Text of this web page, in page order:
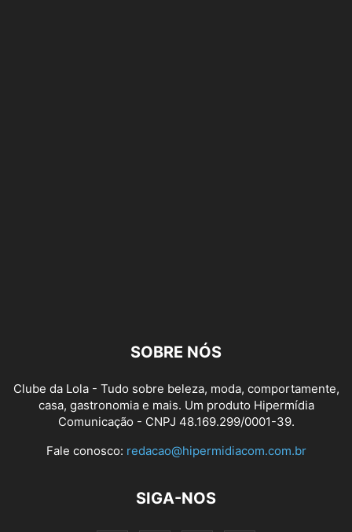
SOBRE NÓS
Clube da Lola - Tudo sobre beleza, moda, comportamente,
casa, gastronomia e mais. Um produto Hipermídia
Comunicação - CNPJ 48.169.299/0001-39.
Fale conosco: redacao@hipermidiacom.com.br
SIGA-NOS